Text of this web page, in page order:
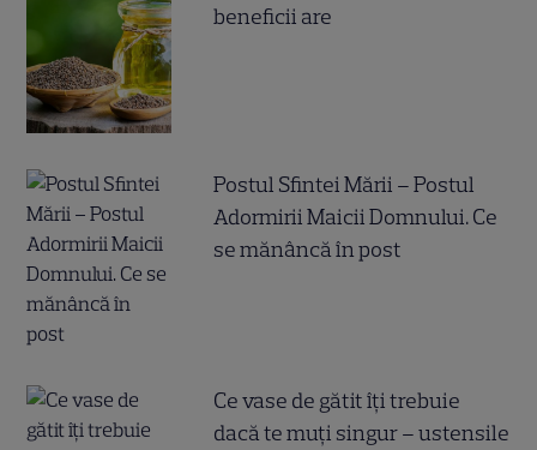
beneficii are
Postul Sfintei Mării – Postul
Adormirii Maicii Domnului. Ce
se mănâncă în post
Ce vase de gătit îți trebuie
dacă te muți singur – ustensile